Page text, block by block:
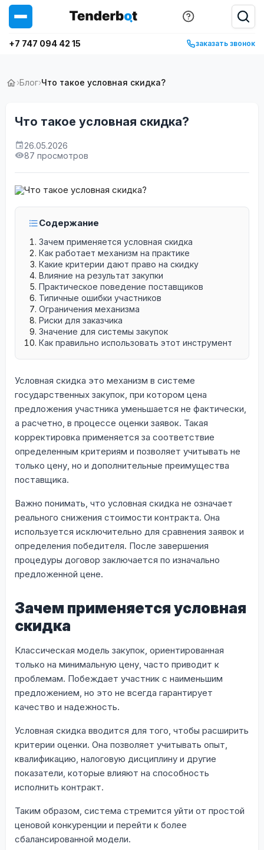
+7 747 094 42 15 заказать звонок
›Блог›Что такое условная скидка?
Что такое условная скидка?
26.05.2026
87 просмотров
Содержание
Зачем применяется условная скидка
Как работает механизм на практике
Какие критерии дают право на скидку
Влияние на результат закупки
Практическое поведение поставщиков
Типичные ошибки участников
Ограничения механизма
Риски для заказчика
Значение для системы закупок
Как правильно использовать этот инструмент
Условная скидка это механизм в системе
государственных закупок, при котором цена
предложения участника уменьшается не фактически,
а расчетно, в процессе оценки заявок. Такая
корректировка применяется за соответствие
определенным критериям и позволяет учитывать не
только цену, но и дополнительные преимущества
поставщика.
Важно понимать, что условная скидка не означает
реального снижения стоимости контракта. Она
используется исключительно для сравнения заявок и
определения победителя. После завершения
процедуры договор заключается по изначально
предложенной цене.
Зачем применяется условная
скидка
Классическая модель закупок, ориентированная
только на минимальную цену, часто приводит к
проблемам. Побеждает участник с наименьшим
предложением, но это не всегда гарантирует
качество и надежность.
Условная скидка вводится для того, чтобы расширить
критерии оценки. Она позволяет учитывать опыт,
квалификацию, налоговую дисциплину и другие
показатели, которые влияют на способность
исполнить контракт.
Таким образом, система стремится уйти от простой
ценовой конкуренции и перейти к более
сбалансированной модели.